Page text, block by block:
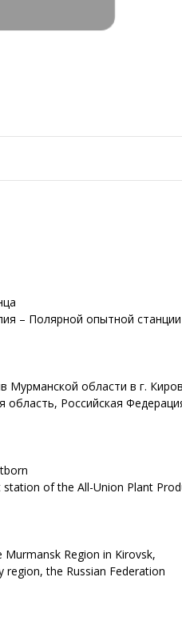
– Полярной опытной
Мурманской области в г.
область, Российская
of the All-Union Plant
Region in Kirovsk,
region, the Russian Federation